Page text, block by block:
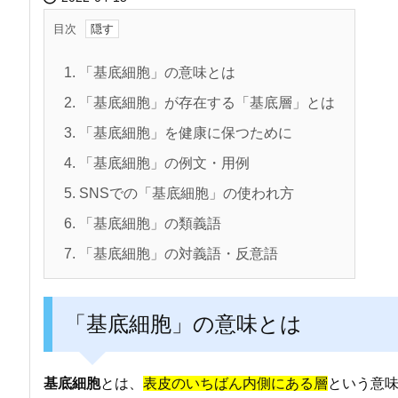
目次
1. 「基底細胞」の意味とは
2. 「基底細胞」が存在する「基底層」とは
3. 「基底細胞」を健康に保つために
4. 「基底細胞」の例文・用例
5. SNSでの「基底細胞」の使われ方
6. 「基底細胞」の類義語
7. 「基底細胞」の対義語・反意語
「基底細胞」の意味とは
基底細胞とは、 表皮のいちばん内側にある層という意